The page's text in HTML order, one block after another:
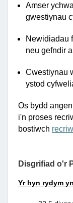
Amser
gwestiynau
Newidiadau
neu gefndir
Cwestiynau
ystod
Os bydd
i'n proses
bostiwch
Disgrifiad o'r
Yr hyn rydym